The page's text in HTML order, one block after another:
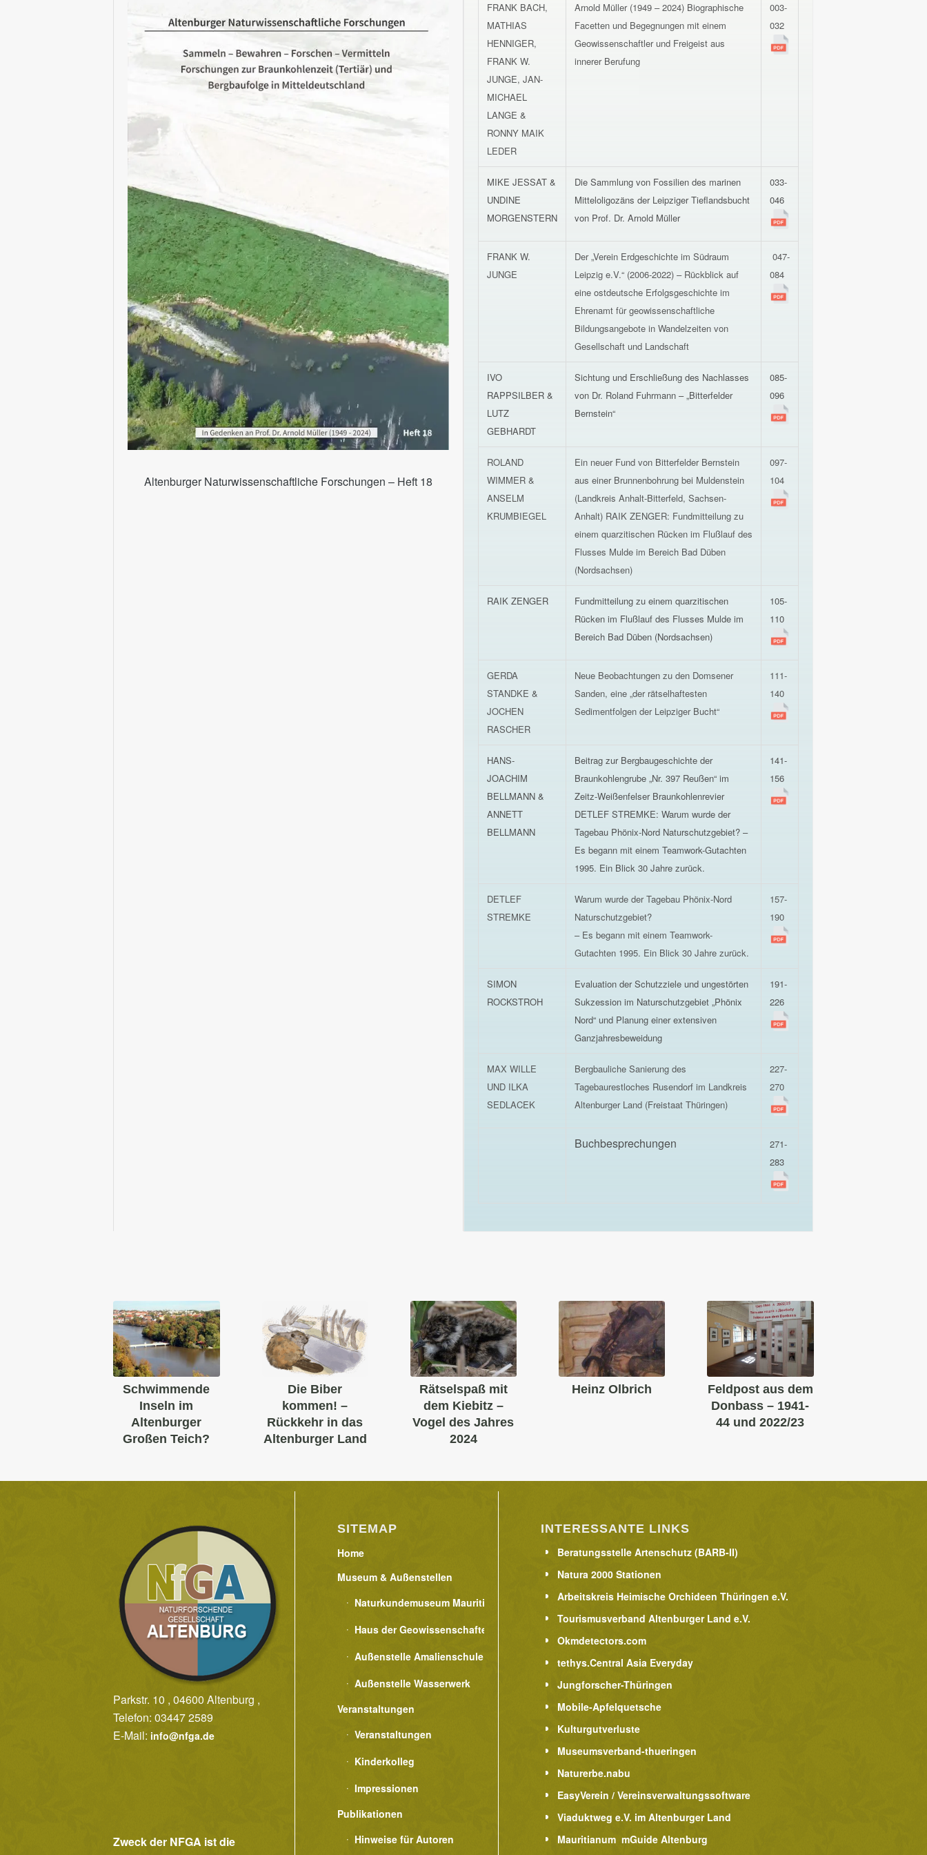
Altenburger Naturwissenschaftliche Forschungen – Heft 18
FRANK BACH,
MATHIAS
HENNIGER,
FRANK W.
JUNGE, JAN-
MICHAEL
LANGE &
RONNY MAIK
LEDER
Arnold Müller (1949 – 2024) Biographische
Facetten und Begegnungen mit einem
Geowissenschaftler und Freigeist aus
innerer Berufung
003-
032
MIKE JESSAT &
UNDINE
MORGENSTERN
Die Sammlung von Fossilien des marinen
Mitteloligozäns der Leipziger Tieflandsbucht
von Prof. Dr. Arnold Müller
033-
046
FRANK W.
JUNGE
Der „Verein Erdgeschichte im Südraum
Leipzig e.V.“ (2006-2022) – Rückblick auf
eine ostdeutsche Erfolgsgeschichte im
Ehrenamt für geowissenschaftliche
Bildungsangebote in Wandelzeiten von
Gesellschaft und Landschaft
047-
084
IVO
RAPPSILBER &
LUTZ
GEBHARDT
Sichtung und Erschließung des Nachlasses
von Dr. Roland Fuhrmann – „Bitterfelder
Bernstein“
085-
096
ROLAND
WIMMER &
ANSELM
KRUMBIEGEL
Ein neuer Fund von Bitterfelder Bernstein
aus einer Brunnenbohrung bei Muldenstein
(Landkreis Anhalt-Bitterfeld, Sachsen-
Anhalt) RAIK ZENGER: Fundmitteilung zu
einem quarzitischen Rücken im Flußlauf des
Flusses Mulde im Bereich Bad Düben
(Nordsachsen)
097-
104
RAIK ZENGER
Fundmitteilung zu einem quarzitischen
Rücken im Flußlauf des Flusses Mulde im
Bereich Bad Düben (Nordsachsen)
105-
110
GERDA
STANDKE &
JOCHEN
RASCHER
Neue Beobachtungen zu den Domsener
Sanden, eine „der rätselhaftesten
Sedimentfolgen der Leipziger Bucht“
111-
140
HANS-
JOACHIM
BELLMANN &
ANNETT
BELLMANN
Beitrag zur Bergbaugeschichte der
Braunkohlengrube „Nr. 397 Reußen“ im
Zeitz-Weißenfelser Braunkohlenrevier
DETLEF STREMKE: Warum wurde der
Tagebau Phönix-Nord Naturschutzgebiet? –
Es begann mit einem Teamwork-Gutachten
1995. Ein Blick 30 Jahre zurück.
141-
156
DETLEF
STREMKE
Warum wurde der Tagebau Phönix-Nord
Naturschutzgebiet?
– Es begann mit einem Teamwork-
Gutachten 1995. Ein Blick 30 Jahre zurück.
157-
190
SIMON
ROCKSTROH
Evaluation der Schutzziele und ungestörten
Sukzession im Naturschutzgebiet „Phönix
Nord“ und Planung einer extensiven
Ganzjahresbeweidung
191-
226
MAX WILLE
UND ILKA
SEDLACEK
Bergbauliche Sanierung des
Tagebaurestloches Rusendorf im Landkreis
Altenburger Land (Freistaat Thüringen)
227-
270
Buchbesprechungen
271-
283
Schwimmende
Inseln im
Altenburger
Großen Teich?
Die Biber
kommen! –
Rückkehr in das
Altenburger Land
Rätselspaß mit
dem Kiebitz –
Vogel des Jahres
2024
Heinz Olbrich
Feldpost aus dem
Donbass – 1941-
44 und 2022/23
Parkstr. 10 , 04600 Altenburg ,
Telefon: 03447 2589
E-Mail: info@nfga.de
Zweck der NFGA ist die
SITEMAP
Home
Museum & Außenstellen
Naturkundemuseum Mauritianum
Haus der Geowissenschaften
Außenstelle Amalienschule
Außenstelle Wasserwerk
Veranstaltungen
Veranstaltungen
Kinderkolleg
Impressionen
Publikationen
Hinweise für Autoren
INTERESSANTE LINKS
Beratungsstelle Artenschutz (BARB-II)
Natura 2000 Stationen
Arbeitskreis Heimische Orchideen Thüringen e.V.
Tourismusverband Altenburger Land e.V.
Okmdetectors.com
tethys.Central Asia Everyday
Jungforscher-Thüringen
Mobile-Apfelquetsche
Kulturgutverluste
Museumsverband-thueringen
Naturerbe.nabu
EasyVerein / Vereinsverwaltungssoftware
Viaduktweg e.V. im Altenburger Land
Mauritianum mGuide Altenburg